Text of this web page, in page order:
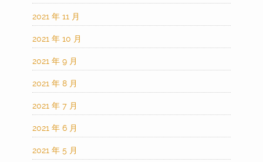
2021 年 11 月
2021 年 10 月
2021 年 9 月
2021 年 8 月
2021 年 7 月
2021 年 6 月
2021 年 5 月